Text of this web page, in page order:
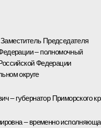
Председателя
– полномочный
Федерации
округе
губернатор Приморского
– временно